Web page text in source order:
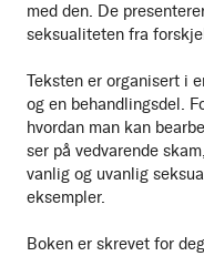
med den. De
seksualiteten fra
Teksten er organisert i
og en behandlingsdel.
hvordan man kan
ser på vedvarende
vanlig og uvanlig
eksempler.
Boken er skrevet for